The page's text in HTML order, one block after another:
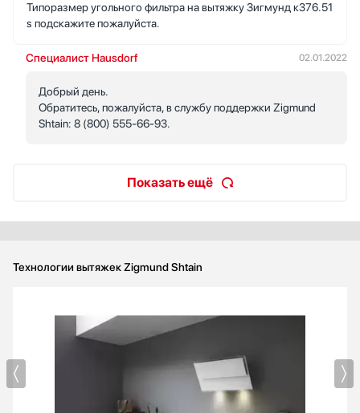
Типоразмер угольного фильтра на вытяжку Зигмунд к376.51
s подскажите пожалуйста.
Специалист Hausdorf 02.01.2022
Добрый день.
Обратитесь, пожалуйста, в службу поддержки Zigmund
Shtain: 8 (800) 555-66-93.
Показать ещё
Технологии вытяжек Zigmund Shtain